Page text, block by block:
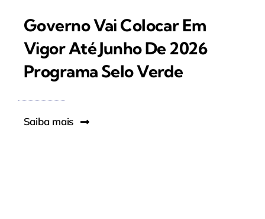
Governo Vai Colocar Em
Vigor Até Junho De 2026
Programa Selo Verde
Saiba mais